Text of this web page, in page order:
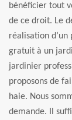
bénéficier tout
de ce droit. Le
réalisation
gratuit à un
jardinier
proposons de
haie. Nous
demande. Il